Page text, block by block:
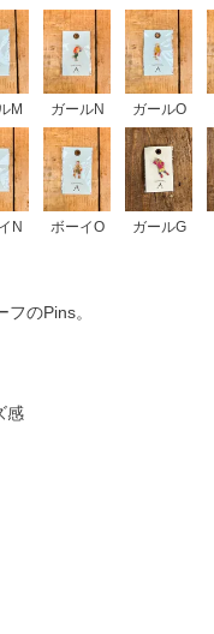
M ガールN ガールO
N ボーイO ガールG
のPins。
感